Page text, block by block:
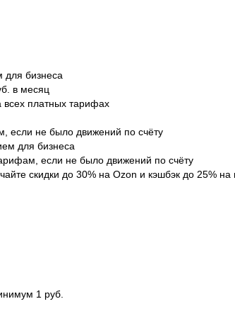
для бизнеса
в месяц
всех платных тарифах
если не было движений по счёту
для бизнеса
если не было движений по счёту
скидки до 30% на Ozon и кэшбэк до 25% на
1 руб.